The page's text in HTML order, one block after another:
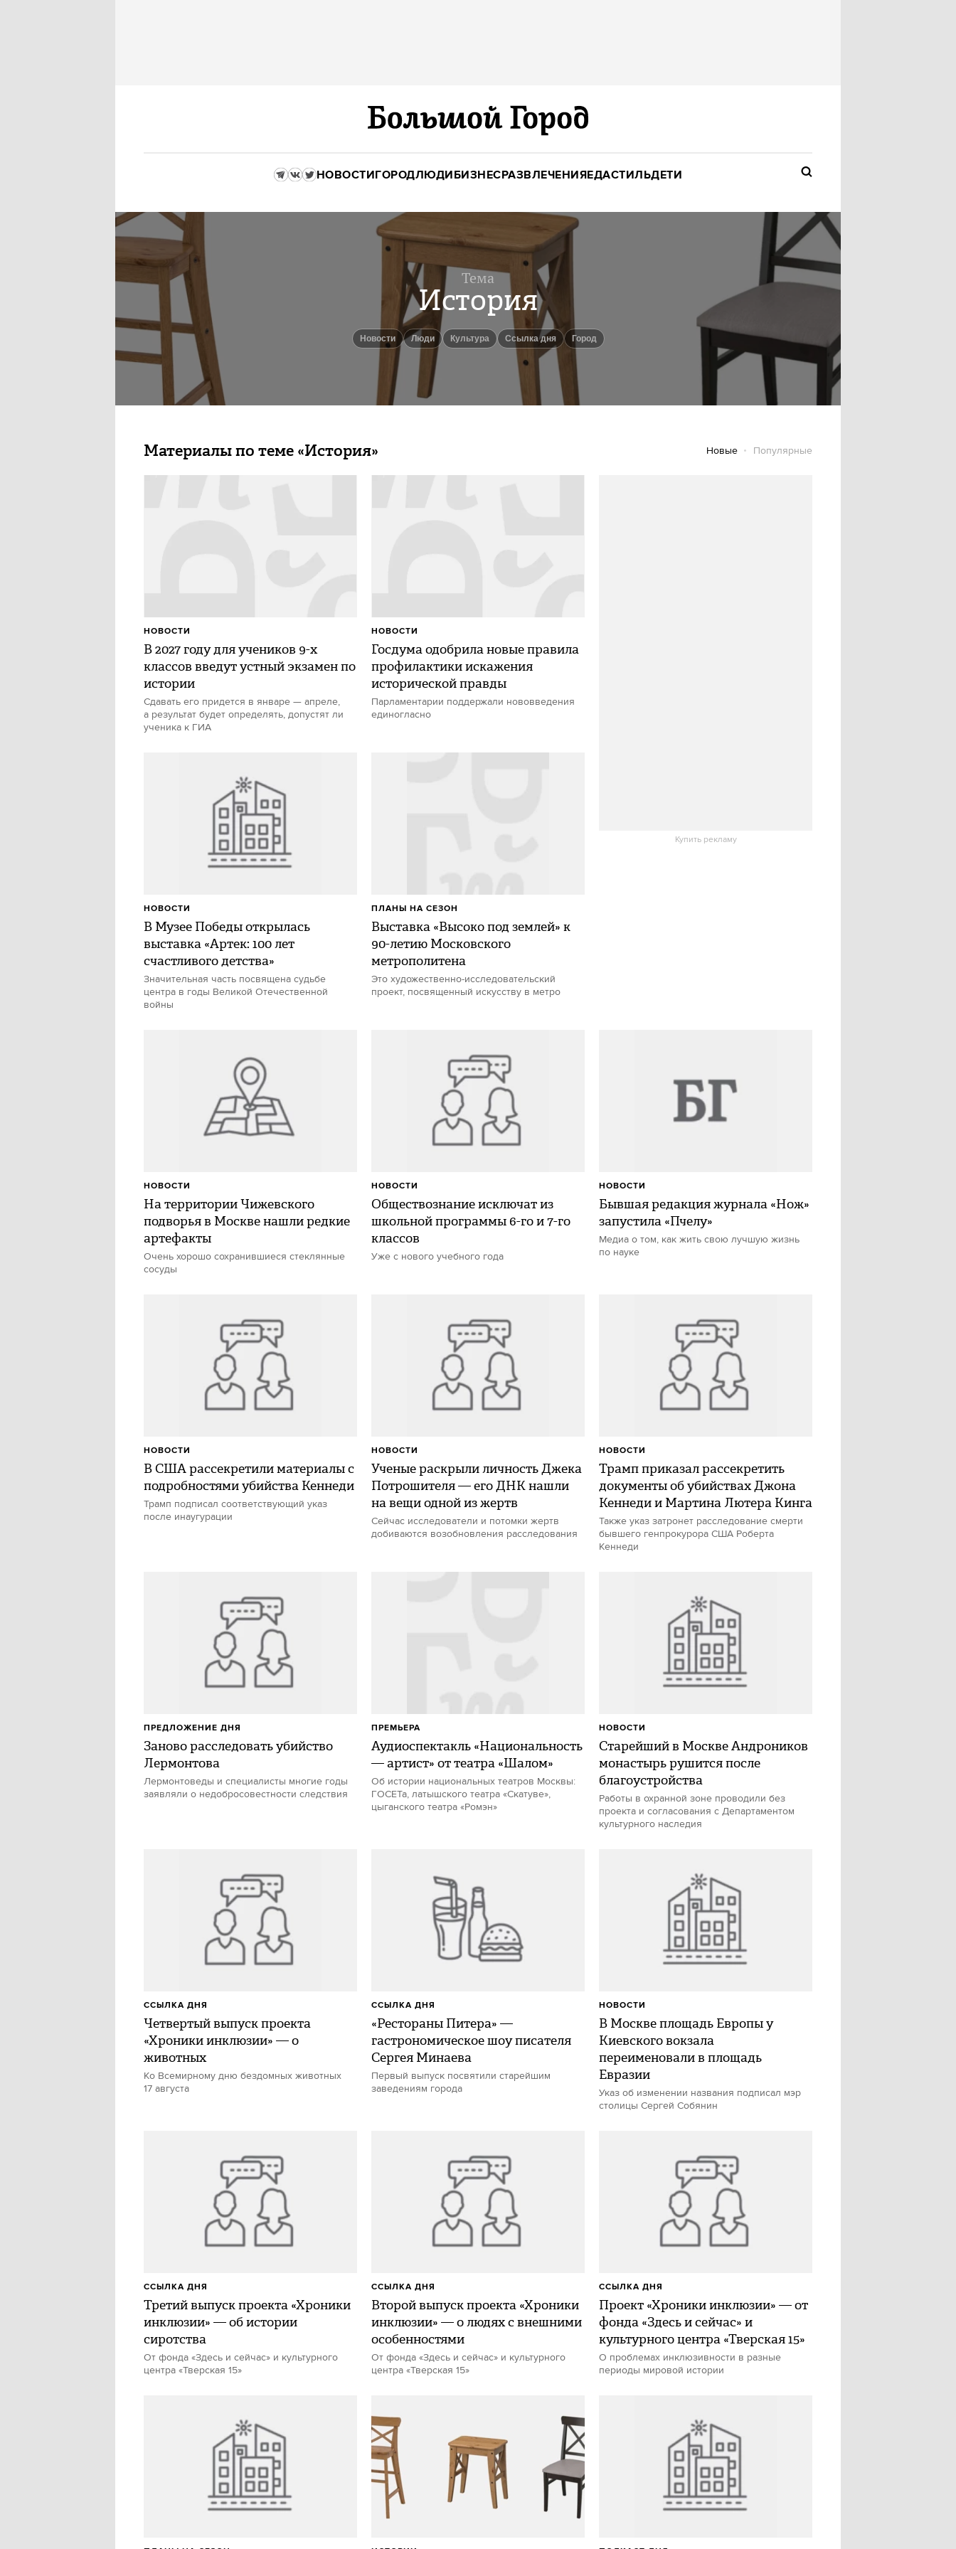
НОВОСТИГОРОДЛЮДИБИЗНЕСРАЗВЛЕЧЕНИЯЕДАСТИЛЬДЕТИ
Тема
История
новости люди культура Ссылка дня город
Материалы по теме «История» Новые Популярные
Купить рекламу
В 2027 году для учеников 9-х
классов введут устный экзамен по
истории
Сдавать его придется в январе — апреле,
а результат будет определять, допустят ли
ученика к ГИА
НОВОСТИ
Госдума одобрила новые правила
профилактики искажения
исторической правды
Парламентарии поддержали нововведения
единогласно
НОВОСТИ
В Музее Победы открылась
выставка «Артек: 100 лет
счастливого детства»
Значительная часть посвящена судьбе
центра в годы Великой Отечественной
войны
НОВОСТИ
Выставка «Высоко под землей» к
90-летию Московского
метрополитена
Это художественно-исследовательский
проект, посвященный искусству в метро
ПЛАНЫ НА СЕЗОН
На территории Чижевского
подворья в Москве нашли редкие
артефакты
Очень хорошо сохранившиеся стеклянные
сосуды
НОВОСТИ
Обществознание исключат из
школьной программы 6-го и 7-го
классов
Уже с нового учебного года
НОВОСТИ
Бывшая редакция журнала «Нож»
запустила «Пчелу»
Медиа о том, как жить свою лучшую жизнь
по науке
НОВОСТИ
В США рассекретили материалы с
подробностями убийства Кеннеди
Трамп подписал соответствующий указ
после инаугурации
НОВОСТИ
Ученые раскрыли личность Джека
Потрошителя — его ДНК нашли
на вещи одной из жертв
Сейчас исследователи и потомки жертв
добиваются возобновления расследования
НОВОСТИ
Трамп приказал рассекретить
документы об убийствах Джона
Кеннеди и Мартина Лютера Кинга
Также указ затронет расследование смерти
бывшего генпрокурора США Роберта
Кеннеди
НОВОСТИ
Заново расследовать убийство
Лермонтова
Лермонтоведы и специалисты многие годы
заявляли о недобросовестности следствия
ПРЕДЛОЖЕНИЕ ДНЯ
Аудиоспектакль «Национальность
— артист» от театра «Шалом»
Об истории национальных театров Москвы:
ГОСЕТа, латышского театра «Скатуве»,
цыганского театра «Ромэн»
ПРЕМЬЕРА
Старейший в Москве Андроников
монастырь рушится после
благоустройства
Работы в охранной зоне проводили без
проекта и согласования с Департаментом
культурного наследия
НОВОСТИ
Четвертый выпуск проекта
«Хроники инклюзии» — о
животных
Ко Всемирному дню бездомных животных
17 августа
ССЫЛКА ДНЯ
«Рестораны Питера» —
гастрономическое шоу писателя
Сергея Минаева
Первый выпуск посвятили старейшим
заведениям города
ССЫЛКА ДНЯ
В Москве площадь Европы у
Киевского вокзала
переименовали в площадь
Евразии
Указ об изменении названия подписал мэр
столицы Сергей Собянин
НОВОСТИ
Третий выпуск проекта «Хроники
инклюзии» — об истории
сиротства
От фонда «Здесь и сейчас» и культурного
центра «Тверская 15»
ССЫЛКА ДНЯ
Второй выпуск проекта «Хроники
инклюзии» — о людях с внешними
особенностями
От фонда «Здесь и сейчас» и культурного
центра «Тверская 15»
ССЫЛКА ДНЯ
Проект «Хроники инклюзии» — от
фонда «Здесь и сейчас» и
культурного центра «Тверская 15»
О проблемах инклюзивности в разные
периоды мировой истории
ССЫЛКА ДНЯ